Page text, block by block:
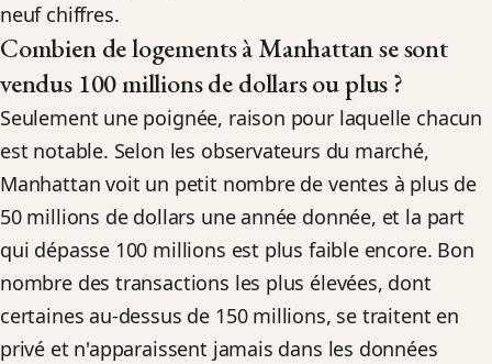
neuf chiffres.
Combien de logements à Manhattan se sont
vendus 100 millions de dollars ou plus ?
Seulement une poignée, raison pour laquelle chacun
est notable. Selon les observateurs du marché,
Manhattan voit un petit nombre de ventes à plus de
50 millions de dollars une année donnée, et la part
qui dépasse 100 millions est plus faible encore. Bon
nombre des transactions les plus élevées, dont
certaines au-dessus de 150 millions, se traitent en
privé et n'apparaissent jamais dans les données